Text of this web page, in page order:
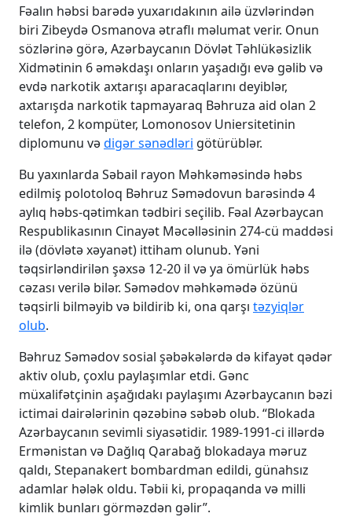
Fəalın həbsi barədə yuxarıdakının ailə üzvlərindən
biri Zibeydə Osmanova ətraflı məlumat verir. Onun
sözlərinə görə, Azərbaycanın Dövlət Təhlükəsizlik
Xidmətinin 6 əməkdaşı onların yaşadığı evə gəlib və
evdə narkotik axtarışı aparacaqlarını deyiblər,
axtarışda narkotik tapmayaraq Bəhruza aid olan 2
telefon, 2 kompüter, Lomonosov Uniersitetinin
diplomunu vədigər sənədləri götürüblər.
Bu yaxınlarda Səbail rayon Məhkəməsində həbs
edilmiş polotoloq Bəhruz Səmədovun barəsində 4
aylıq həbs-qətimkan tədbiri seçilib. Fəal Azərbaycan
Respublikasının Cinayət Məcəlləsinin 274-cü maddəsi
ilə (dövlətə xəyanət) ittiham olunub. Yəni
təqsirləndirilən şəxsə 12-20 il və ya ömürlük həbs
cəzası verilə bilər. Səmədov məhkəmədə özünü
təqsirli bilməyib və bildirib ki, ona qarşı təzyiqlər
olub.
Bəhruz Səmədov sosial şəbəkələrdə də kifayət qədər
aktiv olub, çoxlu paylaşımlar etdi. Gənc
müxalifətçinin aşağıdakı paylaşımı Azərbaycanın bəzi
ictimai dairələrinin qəzəbinə səbəb olub. “Blokada
Azərbaycanın sevimli siyasətidir. 1989-1991-ci illərdə
Ermənistan və Dağlıq Qarabağ blokadaya məruz
qaldı, Stepanakert bombardman edildi, günahsız
adamlar hələk oldu. Təbii ki, propaqanda və milli
kimlik bunları görməzdən gəlir”.